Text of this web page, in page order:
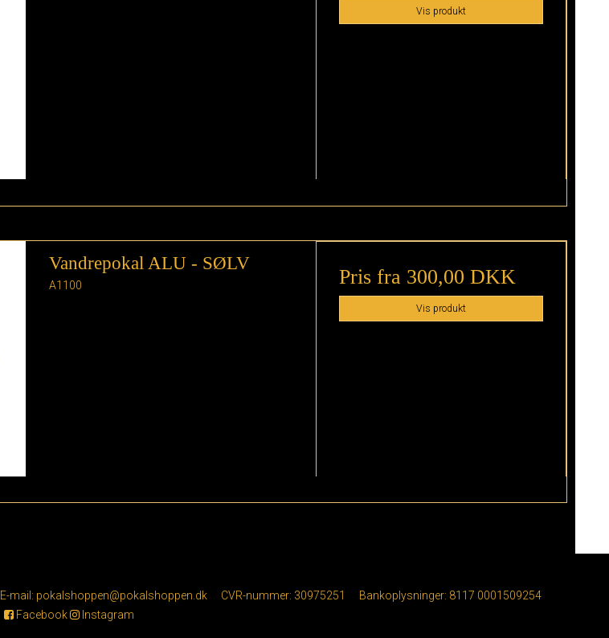
Vis produkt
Vandrepokal ALU - SØLV
A1100 Pris fra 300,00 DKK
Vis produkt
E-mail : pokalshoppen@pokalshoppen.dk CVR-nummer: 30975251 Bankoplysninger: 8117 0001509254
Facebook
Instagram